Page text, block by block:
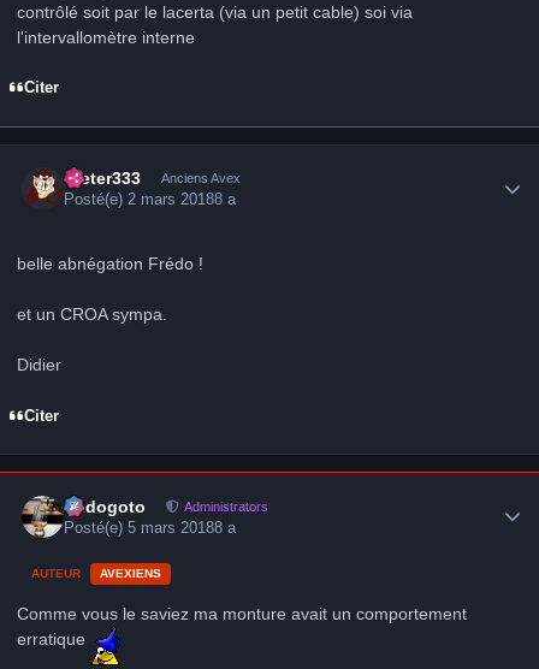
contrôlé soit par le lacerta (via un petit cable) soi via
l'intervallomètre interne
Citer
Dieter333 Anciens Avex
Posté(e)2 mars 20188 a
belle abnégation Frédo !
et un CROA sympa.
Didier
Citer
frédogoto Administrators
Posté(e)5 mars 20188 a
AUTEUR AVEXIENS
Comme vous le saviez ma monture avait un comportement
erratique